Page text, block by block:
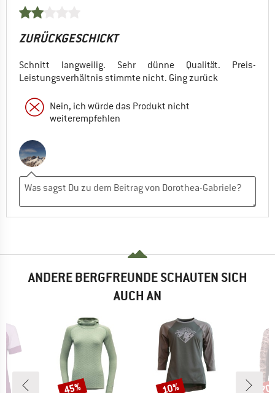
ZURÜCKGESCHICKT
Schnitt langweilig. Sehr dünne Qualität. Preis-
Leistungsverhältnis stimmte nicht. Ging zurück
Nein, ich würde das Produkt nicht
weiterempfehlen
ANDERE BERGFREUNDE SCHAUTEN SICH
AUCH AN
Rabatt
45% Rabatt
10%